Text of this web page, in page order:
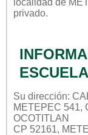
privado.
ESCUELA
Su dirección:
METEPEC 541,
OCOTITLAN
CP 52161,